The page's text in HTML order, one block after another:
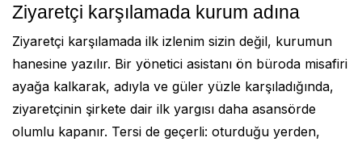
Ziyaretçi karşılamada kurum adına
Ziyaretçi karşılamada ilk izlenim sizin değil, kurumun
hanesine yazılır. Bir yönetici asistanı ön büroda misafiri
ayağa kalkarak, adıyla ve güler yüzle karşıladığında,
ziyaretçinin şirkete dair ilk yargısı daha asansörde
olumlu kapanır. Tersi de geçerli: oturduğu yerden,